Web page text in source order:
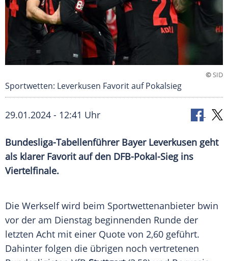
©SID
Sportwetten: Leverkusen Favorit auf Pokalsieg
29.01.2024 - 12:41 Uhr
Bundesliga-Tabellenführer Bayer Leverkusen geht
als klarer Favorit auf den DFB-Pokal-Sieg ins
Viertelfinale.
Die Werkselfwird beim Sportwettenanbieter bwin
vor der am Dienstag beginnenden Runde der
letzten Acht mit einer Quote von 2,60 geführt.
Dahinter folgen die übrigen noch vertretenen